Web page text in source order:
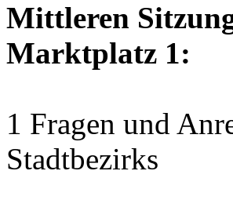
Mittleren
Marktplatz 1:
1 Fragen und
Stadtbezirks